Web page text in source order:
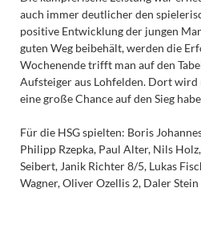
auch immer deutlicher den
positive Entwicklung der jungen
guten Weg beibehält, werden die
Wochenende trifft man auf den
Aufsteiger aus Lohfelden. Dort wird
eine große Chance auf den Sieg
Für die HSG spielten: Boris
Philipp Rzepka, Paul Alter, Nils
Seibert, Janik Richter 8/5, Lukas
Wagner, Oliver Ozellis 2, Daler